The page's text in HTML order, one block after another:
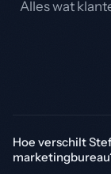
Alles wat
Hoe verschilt